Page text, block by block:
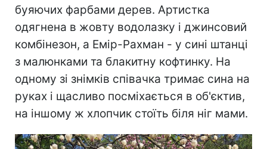
буяючих фарбами дерев. Артистка
одягнена в жовту водолазку і джинсовий
комбінезон, а Емір-Рахман - у сині штанці
з малюнками та блакитну кофтинку. На
одному зі знімків співачка тримає сина на
руках і щасливо посміхається в об'єктив,
на іншому ж хлопчик стоїть біля ніг мами.